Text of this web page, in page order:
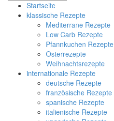
Startseite
klassische Rezepte
Mediterrane Rezepte
Low Carb Rezepte
Pfannkuchen Rezepte
Osterrezepte
Weihnachtsrezepte
internationale Rezepte
deutsche Rezepte
französische Rezepte
spanische Rezepte
italienische Rezepte